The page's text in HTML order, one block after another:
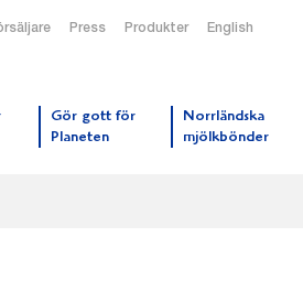
Press Produkter English
Gör gott för
Planeten
Norrländska
mjölkbönder